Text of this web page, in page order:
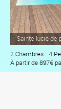
Sainte lucie de
2 Chambres - 4
À partir de 897€